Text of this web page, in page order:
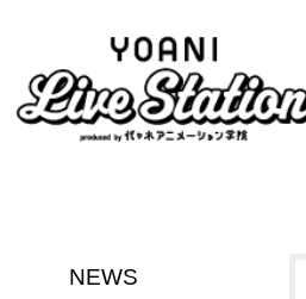
NEWS